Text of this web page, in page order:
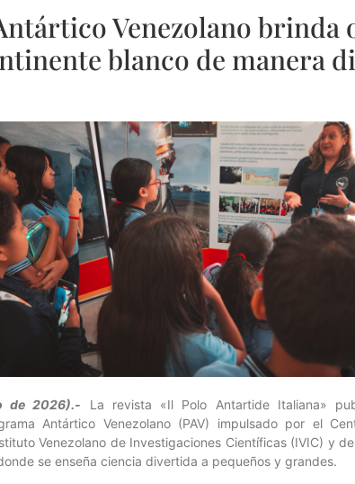
Venezolano brinda
blanco de manera
de 2026).- La revista «Il Polo Antartide Italiana»
Antártico Venezolano (PAV) impulsado por el
Venezolano de Investigaciones Científicas (IVIC) y
se enseña ciencia divertida a pequeños y grandes.